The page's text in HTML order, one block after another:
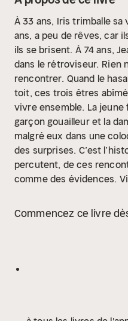
À 33 ans, Iris trimballe sa
ans, a peu de rêves, car
ils se brisent. À 74 ans,
dans le rétroviseur. Rien
rencontrer. Quand le
toit, ces trois êtres
vivre ensemble. La
garçon gouailleur et la
malgré eux dans une
des surprises. C’est
percutent, de ces
comme des évidences.
larmes et nous conter la
Commencez ce livre